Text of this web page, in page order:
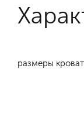
размеры